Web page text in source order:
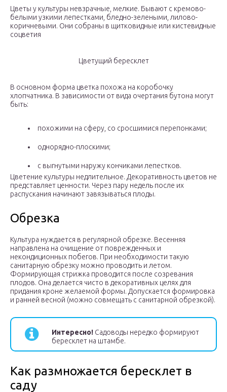
Цветы у культуры невзрачные, мелкие. Бывают с кремово-
белыми узкими лепестками, бледно-зелеными, лилово-
коричневыми. Они собраны в щитковидные или кистевидные
соцветия
Цветущий бересклет
В основном форма цветка похожа на коробочку
хлопчатника. В зависимости от вида очертания бутона могут
быть:
похожими на сферу, со сросшимися перепонками;
однорядно-плоскими;
с выгнутыми наружу кончиками лепестков.
Цветение культуры недлительное. Декоративность цветов не
представляет ценности. Через пару недель после их
распускания начинают завязываться плоды.
Обрезка
Культура нуждается в регулярной обрезке. Весенняя
направлена на очищение от поврежденных и
некондиционных побегов. При необходимости такую
санитарную обрезку можно проводить и летом.
Формирующая стрижка проводится после созревания
плодов. Она делается чисто в декоративных целях для
придания кроне желаемой формы. Допускается формировка
и ранней весной (можно совмещать с санитарной обрезкой).
Интересно! Садоводы нередко формируют
бересклет на штамбе.
Как размножается бересклет в
саду